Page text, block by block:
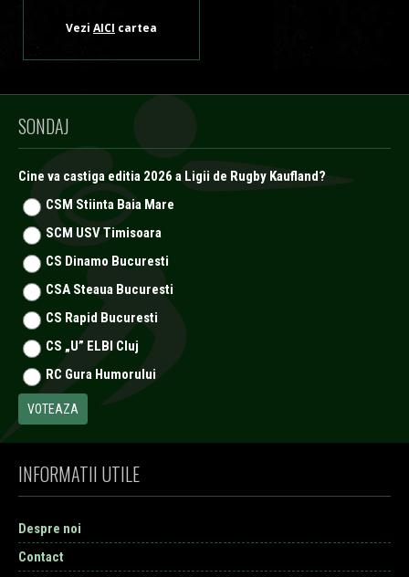
Vezi AICI cartea
SONDAJ
Cine va castiga editia 2026 a Ligii de Rugby Kaufland?
CSM Stiinta Baia Mare
SCM USV Timisoara
CS Dinamo Bucuresti
CSA Steaua Bucuresti
CS Rapid Bucuresti
CS „U” ELBI Cluj
RC Gura Humorului
INFORMATII UTILE
Despre noi
Contact